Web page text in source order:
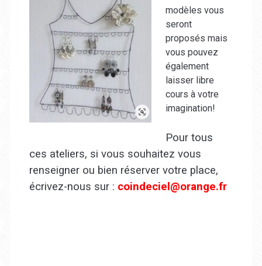
modèles vous
seront
proposés mais
vous pouvez
également
laisser libre
cours à votre
imagination!
Pour tous
ces ateliers, si vous souhaitez vous
renseigner ou bien réserver votre place,
écrivez-nous sur : coindeciel@orange.fr